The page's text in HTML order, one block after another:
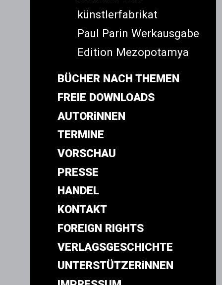
künstlerfabrikat
Paul Parin Werkausgabe
Edition Mezopotamya
BÜCHER NACH THEMEN
FREIE DOWNLOADS
AUTORiNNEN
TERMINE
VORSCHAU
PRESSE
HANDEL
KONTAKT
FOREIGN RIGHTS
VERLAGSGESCHICHTE
UNTERSTÜTZERiNNEN